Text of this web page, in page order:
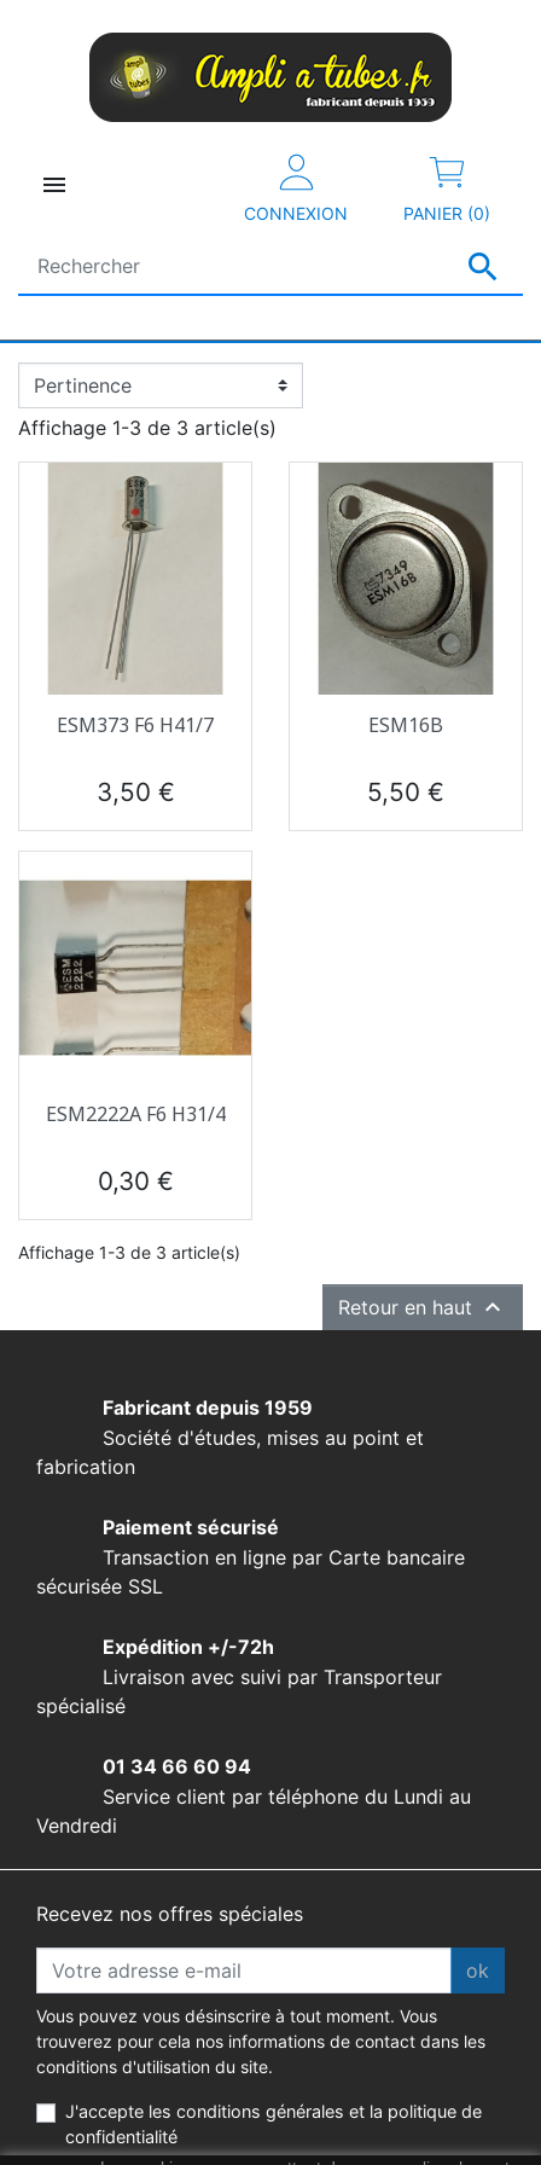


CONNEXION PANIER (0)
Affichage 1-3 de 3 article(s)
ESM373 F6 H41/7
Prix
3,50 €
ESM16B
Prix
5,50 €
ESM2222A F6 H31/4
Prix
0,30 €
Affichage 1-3 de 3 article(s)
Retour en haut 
Fabricant depuis 1959
Société d'études, mises au point et
fabrication
Paiement sécurisé
Transaction en ligne par Carte bancaire
sécurisée SSL
Expédition +/-72h
Livraison avec suivi par Transporteur
spécialisé
01 34 66 60 94
Service client par téléphone du Lundi au
Vendredi
Recevez nos offres spéciales
ok
Vous pouvez vous désinscrire à tout moment. Vous
trouverez pour cela nos informations de contact dans les
conditions d'utilisation du site.
J'accepte les conditions générales et la politique de
confidentialité